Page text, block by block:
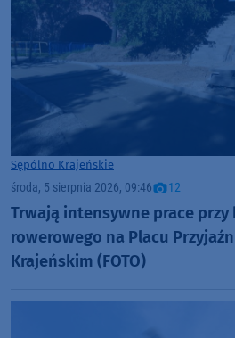
Sępólno Krajeńskie
środa, 5 sierpnia 2026, 09:46 12
Trwają intensywne prace
rowerowego na Placu
Krajeńskim (FOTO)